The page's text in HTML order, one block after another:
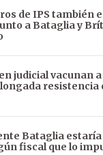
de IPS también
a Bataglia y
judicial vacunan
resistencia
Bataglia
fiscal que lo